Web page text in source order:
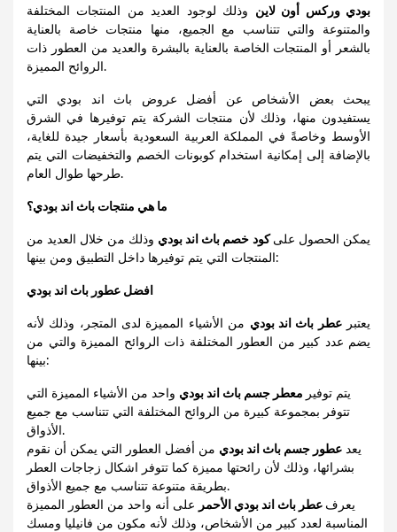
بودي وركس أون لاين وذلك لوجود العديد من المنتجات المختلفة
والمتنوعة والتي تتناسب مع الجميع، منها منتجات خاصة بالعناية
بالشعر أو المنتجات الخاصة بالعناية بالبشرة والعديد من العطور ذات
الروائح المميزة.
يبحث بعض الأشخاص عن أفضل عروض باث اند بودي التي
يستفيدون منها، وذلك لأن منتجات الشركة يتم توفيرها في الشرق
الأوسط وخاصةً في المملكة العربية السعودية بأسعار جيدة للغاية،
بالإضافة إلى إمكانية استخدام كوبونات الخصم والتخفيضات التي يتم
طرحها طوال العام.
ما هي منتجات باث اند بودي؟
يمكن الحصول على كود خصم باث اند بودي وذلك من خلال العديد من
المنتجات التي يتم توفيرها داخل التطبيق ومن بينها:
افضل عطور باث اند بودي
يعتبرعطر باث اند بودي من الأشياء المميزة لدى المتجر، وذلك لأنه
يضم عدد كبير من العطور المختلفة ذات الروائح المميزة والتي من
بينها:
يتم توفير معطر جسم باث اند بودي واحد من الأشياء المميزة التي
تتوفر بمجموعة كبيرة من الروائح المختلفة التي تتناسب مع جميع
الأذواق.
يعد عطور جسم باث اند بودي من أفضل العطور التي يمكن أن نقوم
بشرائها، وذلك لأن رائحتها مميزة كما تتوفر اشكال زجاجات العطر
بطريقة متنوعة تتناسب مع جميع الأذواق.
يعرف عطر باث اند بودي الأحمر
على أنه واحد من العطور المميزة
المناسبة لعدد كبير من الأشخاص، وذلك لأنه مكون من فانيليا ومسك